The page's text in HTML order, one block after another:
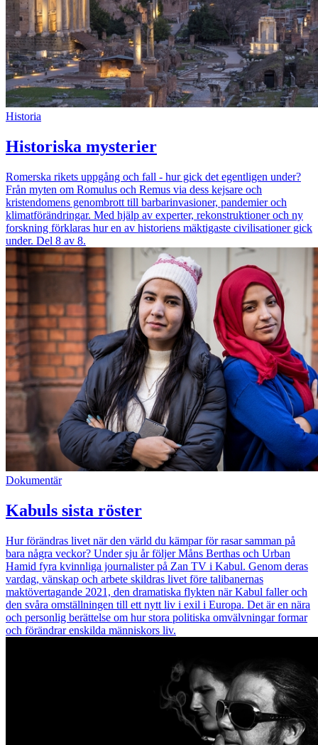
Historia
Historiska mysterier
Romerska rikets uppgång och fall - hur gick det egentligen under?
Från myten om Romulus och Remus via dess kejsare och
kristendomens genombrott till barbarinvasioner, pandemier och
klimatförändringar. Med hjälp av experter, rekonstruktioner och ny
forskning förklaras hur en av historiens mäktigaste civilisationer gick
under. Del 8 av 8.
Dokumentär
Kabuls sista röster
Hur förändras livet när den värld du kämpar för rasar samman på
bara några veckor? Under sju år följer Måns Berthas och Urban
Hamid fyra kvinnliga journalister på Zan TV i Kabul. Genom deras
vardag, vänskap och arbete skildras livet före talibanernas
maktövertagande 2021, den dramatiska flykten när Kabul faller och
den svåra omställningen till ett nytt liv i exil i Europa. Det är en nära
och personlig berättelse om hur stora politiska omvälvningar formar
och förändrar enskilda människors liv.